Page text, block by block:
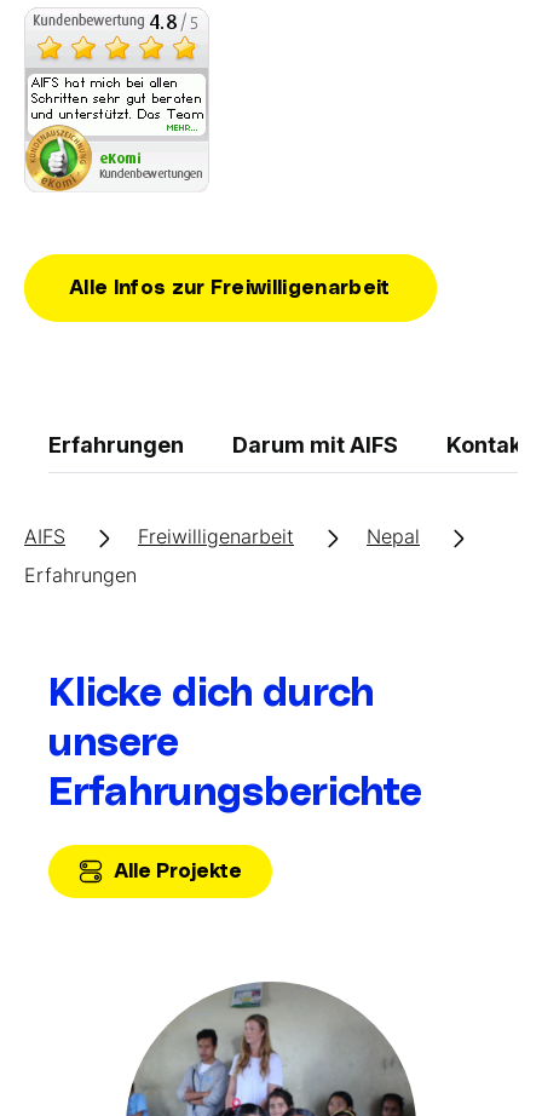
Alle Infos zur Freiwilligenarbeit
Erfahrungen Darum mit AIFS Kontakt
AIFS Freiwilligenarbeit
Nepal
Erfahrungen
Klicke dich durch
unsere
Erfahrungsberichte
Alle Projekte